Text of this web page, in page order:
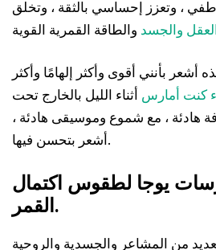
، وتعزز إحساسي بالثقة ، وتخلق
العقل والجسد
أشعر بأنني أقوى وأكثر إلهامًا وأكثر
كنت أمارس أثناء الليل بالخارج تحت
هادئة ، مع شموع وموسيقى هادئة ،
أشعر بتحسن فيها.
10 ممارسات يوجا لطقوس اكتمال
القمر.
من المشاعر والجسدية والروحية